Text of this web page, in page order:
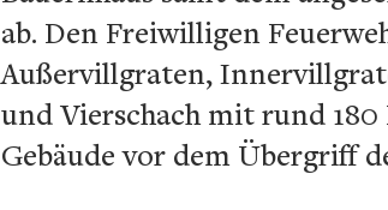
ab. Den Freiwilligen
Außervillgraten,
und Vierschach mit rund 180
Gebäude vor dem Übergriff